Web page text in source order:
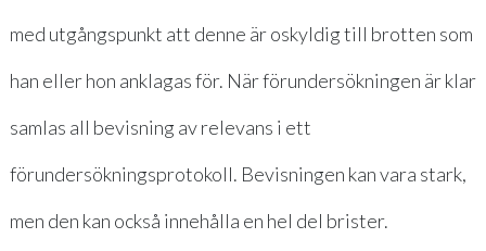
med utgångspunkt att denne är oskyldig till brotten som
han eller hon anklagas för. När förundersökningen är klar
samlas all bevisning av relevans i ett
förundersökningsprotokoll. Bevisningen kan vara stark,
men den kan också innehålla en hel del brister.